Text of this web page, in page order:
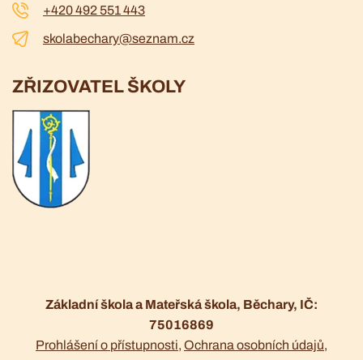
+420 492 551 443
skolabechary@seznam.cz
ZŘIZOVATEL ŠKOLY
Základní škola a Mateřská škola, Běchary, IČ:
75016869
Prohlášení o přístupnosti Ochrana osobních údajů